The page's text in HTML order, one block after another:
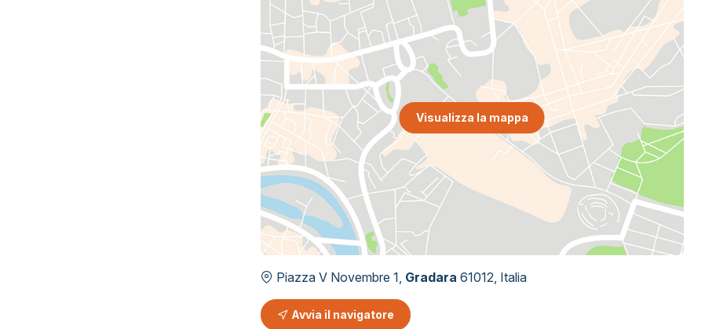
Visualizza la mappa
Piazza V Novembre 1, Gradara 61012, Italia
Avvia il navigatore